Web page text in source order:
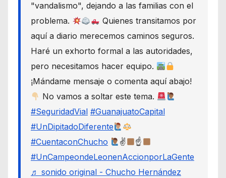
"vandalismo", dejando a las familias con el
problema.
Quienes transitamos por
aquí a diario merecemos caminos seguros.
Haré un exhorto formal a las autoridades,
pero necesitamos hacer equipo.
¡Mándame mensaje o comenta aquí abajo!
No vamos a soltar este tema.
#SeguridadVial #GuanajuatoCapital
#UnDipitadoDiferente
#CuentaconChucho
✌
☝
#UnCampeondeLeonenAccionporLaGente
♬ sonido original - Chucho Hernández